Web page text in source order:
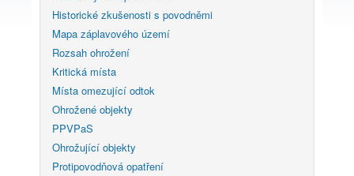
Historické zkušenosti s povodněmi
Mapa záplavového území
Rozsah ohrožení
Kritická místa
Místa omezující odtok
Ohrožené objekty
PPVPaS
Ohrožující objekty
Protipovodňová opatření